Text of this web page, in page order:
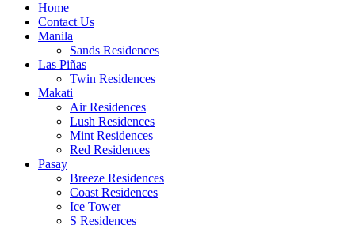
Home
Contact Us
Manila
Sands Residences
Las Piñas
Twin Residences
Makati
Air Residences
Lush Residences
Mint Residences
Red Residences
Pasay
Breeze Residences
Coast Residences
Ice Tower
S Residences